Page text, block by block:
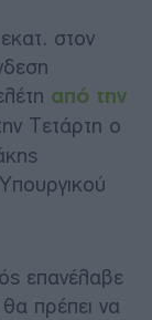
στον
από την
Τετάρτη ο
επανέλαβε
πρέπει να